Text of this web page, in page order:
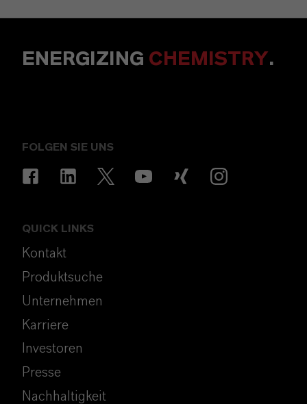
ENERGIZING CHEMISTRY.
FOLGEN SIE UNS
QUICK LINKS
Kontakt
Produktsuche
Unternehmen
Karriere
Investoren
Presse
Nachhaltigkeit